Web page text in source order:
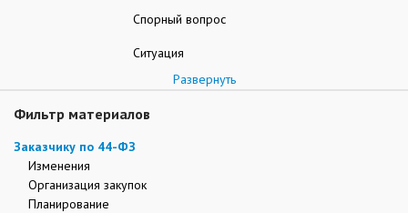
Спорный вопрос
Ситуация
Развернуть
Фильтр материалов
Заказчику по 44-ФЗ
Изменения
Организация закупок
Планирование